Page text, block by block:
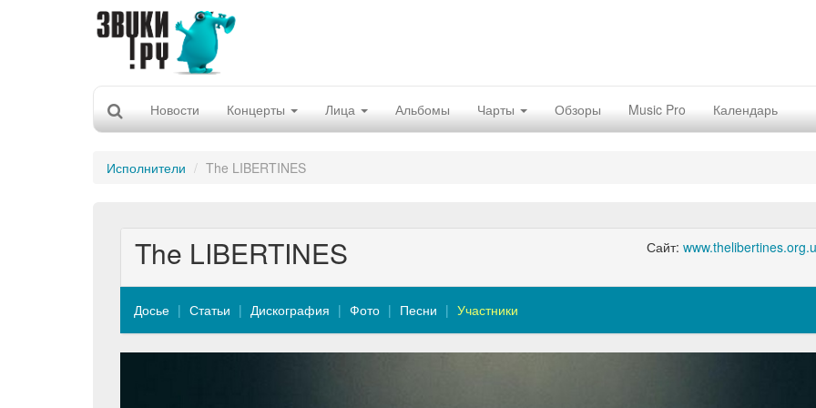
Новости Концерты Лица Альбомы Чарты Обзоры Music Pro Календарь
Исполнители The LIBERTINES
Сайт:
The LIBERTINES
Досье Статьи Дискография Фото Песни Участники